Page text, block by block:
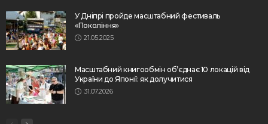
У Дніпрі пройде масштабний фестиваль
«Покоління»
21.05.2025
Масштабний книгообмін об’єднає 10 локацій від
України до Японії: як долучитися
31.07.2026